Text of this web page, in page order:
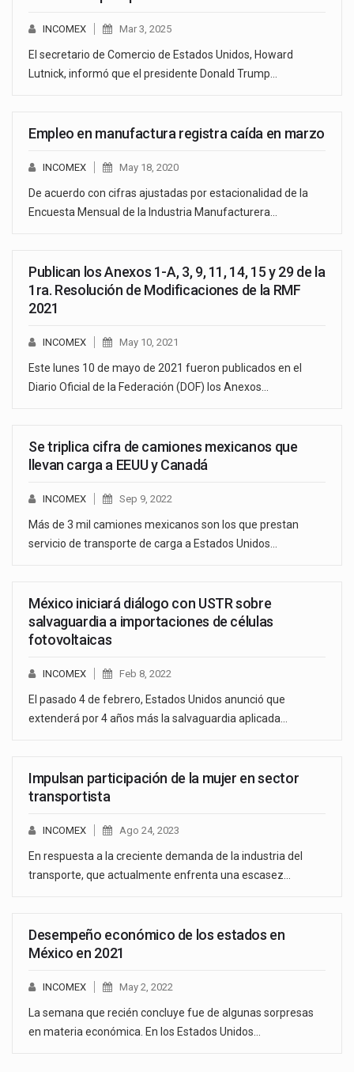
INCOMEX Mar 3, 2025
El secretario de Comercio de Estados Unidos, Howard
Lutnick, informó que el presidente Donald Trump…
Empleo en manufactura registra caída en marzo
INCOMEX May 18, 2020
De acuerdo con cifras ajustadas por estacionalidad de la
Encuesta Mensual de la Industria Manufacturera…
Publican los Anexos 1-A, 3, 9, 11, 14, 15 y 29 de la
1ra. Resolución de Modificaciones de la RMF
2021
INCOMEX May 10, 2021
Este lunes 10 de mayo de 2021 fueron publicados en el
Diario Oficial de la Federación (DOF) los Anexos…
Se triplica cifra de camiones mexicanos que
llevan carga a EEUU y Canadá
INCOMEX Sep 9, 2022
Más de 3 mil camiones mexicanos son los que prestan
servicio de transporte de carga a Estados Unidos…
México iniciará diálogo con USTR sobre
salvaguardia a importaciones de células
fotovoltaicas
INCOMEX Feb 8, 2022
El pasado 4 de febrero, Estados Unidos anunció que
extenderá por 4 años más la salvaguardia aplicada…
Impulsan participación de la mujer en sector
transportista
INCOMEX Ago 24, 2023
En respuesta a la creciente demanda de la industria del
transporte, que actualmente enfrenta una escasez…
Desempeño económico de los estados en
México en 2021
INCOMEX May 2, 2022
La semana que recién concluye fue de algunas sorpresas
en materia económica. En los Estados Unidos…